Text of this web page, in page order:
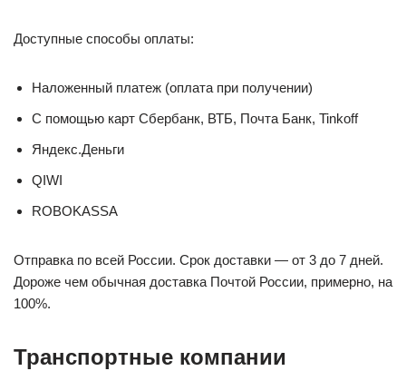
Доступные способы оплаты:
Наложенный платеж (оплата при получении)
С помощью карт Сбербанк, ВТБ, Почта Банк, Tinkoff
Яндекс.Деньги
QIWI
ROBOKASSA
Отправка по всей России. Срок доставки — от 3 до 7 дней.
Дороже чем обычная доставка Почтой России, примерно, на
100%.
Транспортные компании